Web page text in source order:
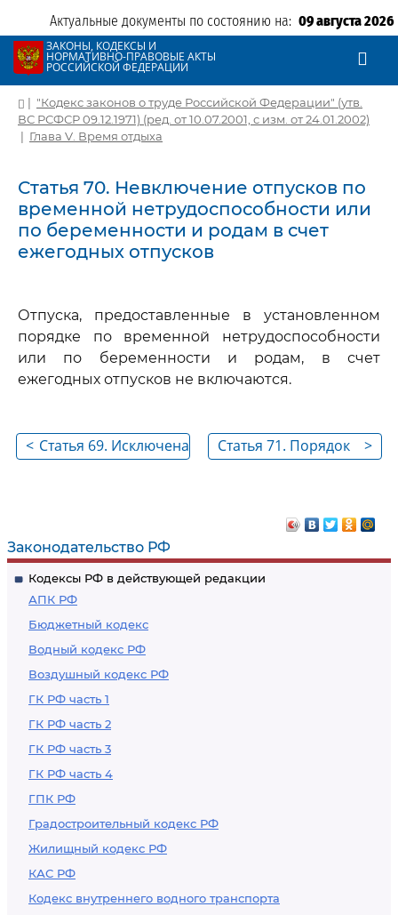
Актуальные документы по состоянию на: 09 августа 2026
ЗАКОНЫ, КОДЕКСЫ И
НОРМАТИВНО-ПРАВОВЫЕ АКТЫ
РОССИЙСКОЙ ФЕДЕРАЦИИ
Законодательство РФ
Кодексы РФ в действующей редакции
АПК РФ
Бюджетный кодекс
Водный кодекс РФ
Воздушный кодекс РФ
ГК РФ часть 1
ГК РФ часть 2
ГК РФ часть 3
ГК РФ часть 4
ГПК РФ
Градостроительный кодекс РФ
Жилищный кодекс РФ
КАС РФ
Кодекс внутреннего водного транспорта
| "Кодекс законов о труде Российской Федерации" (утв.
ВС РСФСР 09.12.1971) (ред. от 10.07.2001, с изм. от 24.01.2002)
| Глава V. Время отдыха
Статья 70. Невключение отпусков по
временной нетрудоспособности или
по беременности и родам в счет
ежегодных отпусков
Отпуска, предоставленные в установленном
порядке по временной нетрудоспособности
или по беременности и родам, в счет
ежегодных отпусков не включаются.
< Статья 69. Исключена >
Статья 71. Порядок